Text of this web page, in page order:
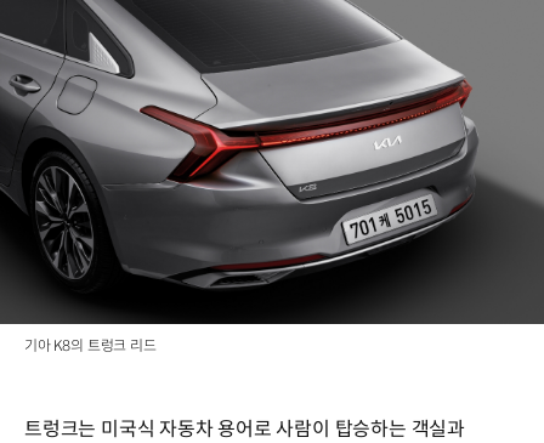
기아 K8의 트렁크 리드
트렁크는 미국식 자동차 용어로 사람이 탑승하는 객실과